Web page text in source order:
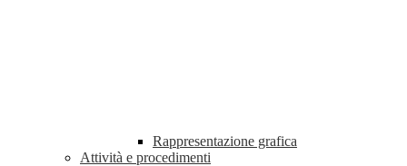
Rappresentazione grafica
Attività e procedimenti